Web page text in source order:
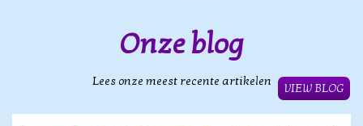
Onze blog
Lees onze meest recente artikelen
VIEW BLOG